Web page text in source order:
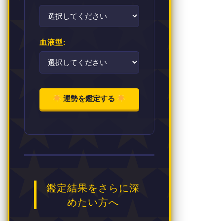
血液型:
運勢を鑑定する
鑑定結果をさらに深
めたい方へ